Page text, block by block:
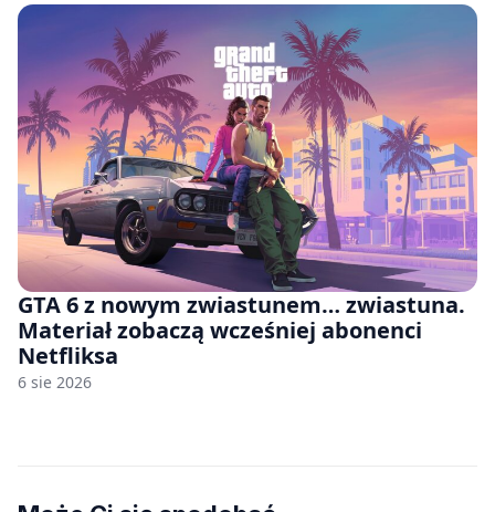
GTA 6 z nowym zwiastunem… zwiastuna.
Materiał zobaczą wcześniej abonenci
Netfliksa
6 sie 2026